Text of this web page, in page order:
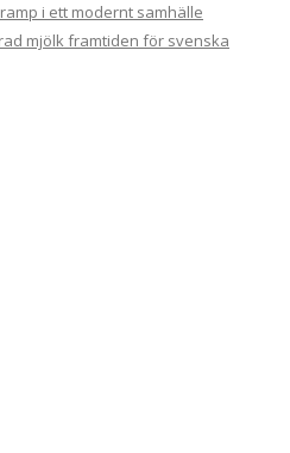
i ett modernt samhälle
mjölk framtiden för svenska